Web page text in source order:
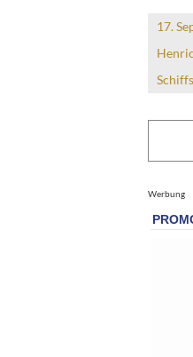
17.
Werbung